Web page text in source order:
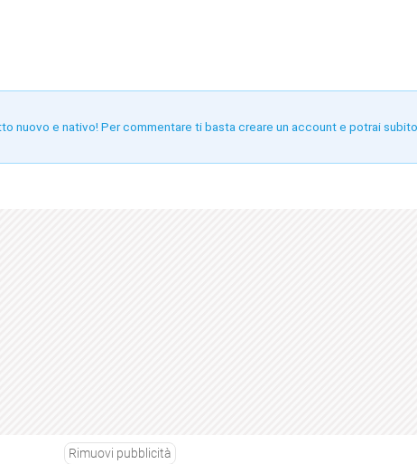
nuovo e nativo! Per commentare ti basta creare un account e potrai
Rimuovi pubblicità